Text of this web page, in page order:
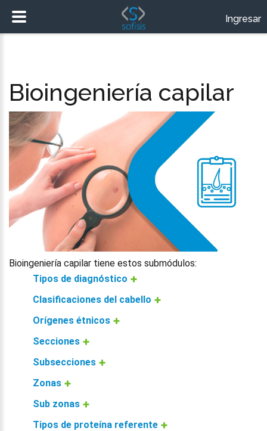
Bioingeniería capilar
Bioingeniería capilar tiene estos submódulos:
Tipos de diagnóstico
Clasificaciones del cabello
Orígenes étnicos
Secciones
Subsecciones
Zonas
Sub zonas
Tipos de proteína referente
Ingresar